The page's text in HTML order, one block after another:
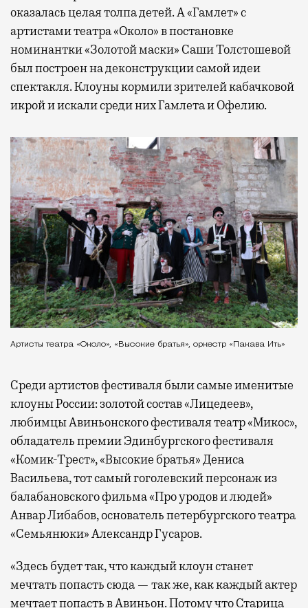
оказалась целая толпа детей. А «Гамлет» с
артистами театра «Около» в постановке
номинантки «Золотой маски» Саши Толстошевой
был построен на деконструкции самой идеи
спектакля. Клоуны кормили зрителей кабачковой
икрой и искали среди них Гамлета и Офелию.
Артисты театра «Около», «Высокие братья», оркестр «Пакава Ить»
Среди артистов фестиваля были самые именитые
клоуны России: золотой состав «Лицедеев»,
любимцы Авиньонского фестиваля театр «Микос»,
обладатель премии Эдинбургского фестиваля
«Комик-Трест», «Высокие братья» Дениса
Васильева, тот самый гоголевский персонаж из
балабановского фильма «Про уродов и людей»
Анвар Либабов, основатель петербургского театра
«Семьянюки» Александр Гусаров.
«Здесь будет так, что каждый клоун станет
мечтать попасть сюда — так же, как каждый актер
мечтает попасть в Авиньон. Потому что Старица